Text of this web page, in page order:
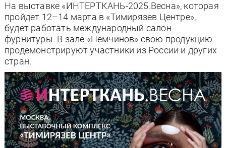
На выставке «ИНТЕРТКАНЬ-2025.Весна», которая
пройдет 12–14 марта в «Тимирязев Центре»,
будет работать международный салон
фурнитуры. В зале «Немчинов» свою продукцию
продемонстрируют участники из России и других
стран.